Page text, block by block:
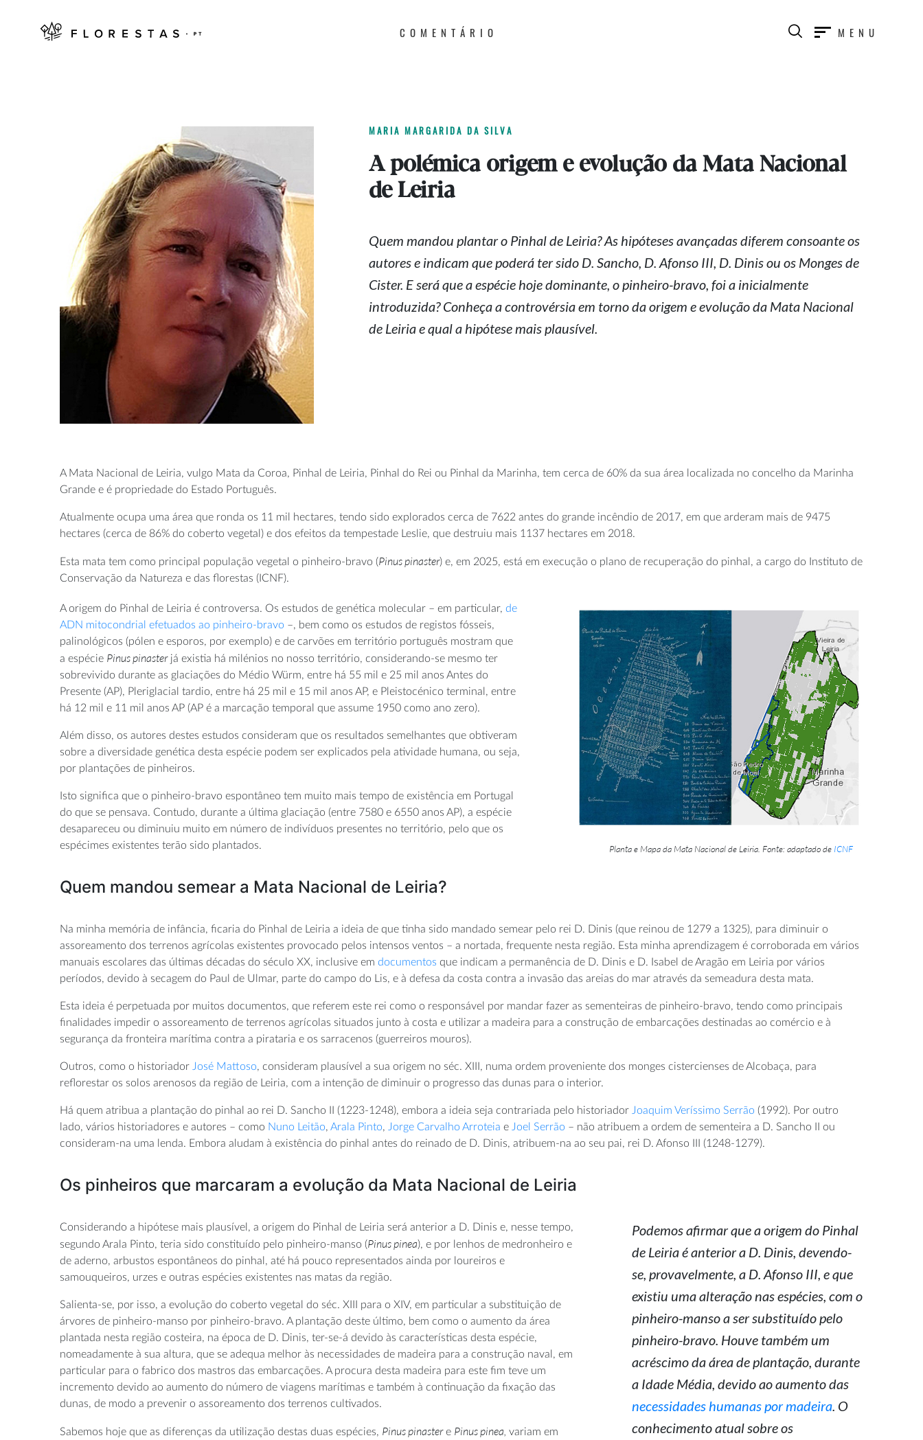
COMENTÁRIO MENU
MARIA MARGARIDA DA SILVA
A polémica origem e evolução da Mata Nacional
de Leiria
Quem mandou plantar o Pinhal de Leiria? As hipóteses avançadas diferem consoante os
autores e indicam que poderá ter sido D. Sancho, D. Afonso III, D. Dinis ou os Monges de
Cister. E será que a espécie hoje dominante, opinheiro-bravo, foi a inicialmente
introduzida? Conheça a controvérsia em torno da origem e evolução da Mata Nacional
de Leiria e qual a hipótese mais plausível.
A Mata Nacional de Leiria, vulgo Mata da Coroa, Pinhal de Leiria, Pinhal do Rei ou Pinhal da Marinha, tem cerca de 60% da sua área localizada no concelho da Marinha
Grande e é propriedade do Estado Português.
Atualmente ocupa uma área que ronda os 11 mil hectares, tendo sido explorados cerca de 7622 antes do grande incêndio de 2017, em que arderam mais de 9475
hectares (cerca de 86% do coberto vegetal) e dos efeitos da tempestade Leslie, que destruiu mais 1137 hectares em 2018.
Esta mata tem como principal população vegetal o pinheiro-bravo (Pinus pinaster) e, em 2025, está em execução o plano de recuperação do pinhal, a cargo do Instituto de
Conservação da Natureza e das florestas (ICNF).
A origem do Pinhal de Leiria é controversa. Os estudos de genética molecular – em particular, de
ADN mitocondrial efetuados ao pinheiro-bravo –, bem como os estudos de registos fósseis,
palinológicos (pólen e esporos, por exemplo) e de carvões em território português mostram que
a espécie Pinus pinasterjá existia há milénios no nosso território, considerando-se mesmo ter
sobrevivido durante as glaciações do Médio Würm, entre há 55 mil e 25 mil anos Antes do
Presente (AP), Pleriglacial tardio, entre há 25 mil e 15 mil anos AP, e Pleistocénico terminal, entre
há 12 mil e 11 mil anos AP (AP é a marcação temporal que assume 1950 como ano zero).
Além disso, os autores destes estudos consideram que os resultados semelhantes que obtiveram
sobre a diversidade genética desta espécie podem ser explicados pela atividade humana, ou seja,
por plantações de pinheiros.
Isto significa que o pinheiro-bravo espontâneo tem muito mais tempo de existência em Portugal
do que se pensava. Contudo, durante a última glaciação (entre 7580 e 6550 anos AP), a espécie
desapareceu ou diminuiu muito em número de indivíduos presentes no território, pelo que os
espécimes existentes terão sido plantados.
Planta e Mapa da Mata Nacional de Leiria. Fonte: adaptado de ICNF
Quem mandou semear a Mata Nacional de Leiria?
Na minha memória de infância, ficaria do Pinhal de Leiria a ideia de que tinha sido mandado semear pelo rei D. Dinis (que reinou de 1279 a 1325), para diminuir o
assoreamento dos terrenos agrícolas existentes provocado pelos intensos ventos – a nortada, frequente nesta região. Esta minha aprendizagem é corroborada em vários
manuais escolares das últimas décadas do século XX, inclusive em documentos que indicam a permanência de D. Dinis e D. Isabel de Aragão em Leiria por vários
períodos, devido à secagem do Paul de Ulmar, parte do campo do Lis, e à defesa da costa contra a invasão das areias do mar através da semeadura desta mata.
Esta ideia é perpetuada por muitos documentos, que referem este rei como o responsável por mandar fazer as sementeiras de pinheiro-bravo, tendo como principais
finalidades impedir o assoreamento de terrenos agrícolas situados junto à costa e utilizar a madeira para a construção de embarcações destinadas ao comércio e à
segurança da fronteira marítima contra a pirataria e os sarracenos (guerreiros mouros).
Outros, como o historiador José Mattoso, consideram plausível a sua origem no séc. XIII, numa ordem proveniente dos monges cistercienses de Alcobaça, para
reflorestar os solos arenosos da região de Leiria, com a intenção de diminuir o progresso das dunas para o interior.
Há quem atribua a plantação do pinhal ao rei D. Sancho II (1223-1248), embora a ideia seja contrariada pelo historiador Joaquim Veríssimo Serrão (1992). Por outro
lado, vários historiadores e autores – como Nuno Leitão, Arala Pinto, Jorge Carvalho Arroteia e Joel Serrão – não atribuem a ordem de sementeira a D. Sancho II ou
consideram-na uma lenda. Embora aludam à existência do pinhal antes do reinado de D. Dinis, atribuem-na ao seu pai, rei D. Afonso III (1248-1279).
Os pinheiros que marcaram a evolução da Mata Nacional de Leiria
Considerando a hipótese mais plausível, a origem do Pinhal de Leiria será anterior a D. Dinis e, nesse tempo,
segundo Arala Pinto, teria sido constituído pelo pinheiro-manso (Pinus pinea), e por lenhos de medronheiro e
de aderno, arbustos espontâneos do pinhal, até há pouco representados ainda por loureiros e
samouqueiros, urzes e outras espécies existentes nas matas da região.
Salienta-se, por isso, a evolução do coberto vegetal do séc. XIII para o XIV, em particular a substituição de
árvores de pinheiro-manso por pinheiro-bravo. A plantação deste último, bem como o aumento da área
plantada nesta região costeira, na época de D. Dinis, ter-se-á devido às características desta espécie,
nomeadamente à sua altura, que se adequa melhor às necessidades de madeira para a construção naval, em
particular para o fabrico dos mastros das embarcações. A procura desta madeira para este fim teve um
incremento devido ao aumento do número de viagens marítimas e também à continuação da fixação das
dunas, de modo a prevenir o assoreamento dos terrenos cultivados.
Sabemos hoje que as diferenças da utilização destas duas espécies, Pinus pinastere Pinus pinea, variam em
Podemos afirmar que a origem do Pinhal
de Leiria é anterior a D. Dinis, devendo-
se, provavelmente, a D. Afonso III, e que
existiu uma alteração nas espécies, com o
pinheiro-manso a ser substituído pelo
pinheiro-bravo. Houve também um
acréscimo da área de plantação, durante
a Idade Média, devido ao aumento das
necessidades humanas por madeira. O
conhecimento atual sobre os